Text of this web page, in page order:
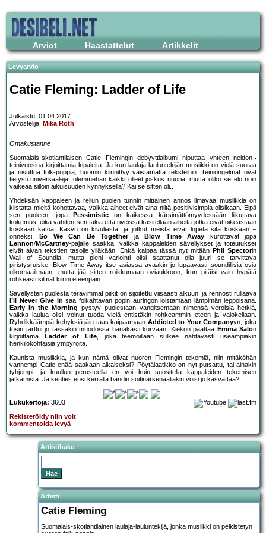
Arviot Haastattelut Artikkelit
Levyarvio
Catie Fleming: Ladder of Life
Julkaistu: 01.04.2017
Arvostelija: Mika Roth
Omakustanne
Suomalais-skotlantilaisen Catie Flemingin debyyttialbumi niputtaa yhteen neidon
teinivuosina kirjoittamia kipaleita. Ja kun laulaja-lauluntekijän musiikki on vielä suoraa
ja riisuttua folk-poppia, huomio kiinnittyy väistämättä teksteihin. Teiniongelmat ovat
tietysti universaaleja, olemmehan kaikki olleet joskus nuoria, mutta oliko se elo noin
vaikeaa silloin aikuisuuden kynnyksellä? Kai se sitten oli..
Yhdeksän kappaleen ja reilun puolen tunnin mittainen annos ilmavaa musiikkia on
kiistatta mieltä kohottavaa, vaikka aiheet eivät aina niitä positiivisimpia olisikaan. Eipä
sen puoleen, jopa
Pessimisticon kaikessa kärsimättömyydessään liikuttava
kokemus, eikä vähiten sen takia että riveissä käsitellään aiheita jotka eivät oikeastaan
koskaan katoa. Kasvu on kivuliasta, ja jotkut meistä eivät lopeta sitä koskaan –
onneksi.So We Can Be Togetherja Blow Time Away kurottavat jopa
Lennon/McCartney-pajalle saakka, vaikka kappaleiden sävellykset ja toteutukset
eivät aivan tekstien tasolle ylläkään. Enkä kaipaa tässä nyt mitään Phil Spectorin
Wall of Soundia, mutta pieni variointi olisi saattanut olla juuri se tarvittava
piristysruiske. Blow Time Away itse asiassa avaakin jo lupaavasti soundillisia ovia
ulkomaailmaan, mutta jää sitten roikkumaan oviaukkoon, kun pitäisi vain hypätä
rohkeasti silmät kiinni eteenpäin.
Sävellysten puolesta terävimmät piikit on sijoitettu viisaasti alkuun, ja rennosti rullaava
I’ll Never Give In saa folkahtavan popin auringon loistamaan lämpimän leppoisana.
Early in the Morning pystyy puolestaan vangitsemaan nimensä veroisia hetkiä,
vaikka laulua olisi voinut tuoda vielä entistäkin rohkeammin eteen ja valokeilaan.
Ryhdikkäämpiä kehyksiä jäin taas kaipaamaan Addicted to Your Companyyn, joka
tosin tarttui jo tässäkin muodossa hanakasti korvaan. Kiekon päättää Emma Salon
kirjoittama
Ladder of Life, joka teemoillaan sulkee nähtävästi useampiakin
henkilökohtaisia ympyröitä.
Kaunista musiikkia, ja kun nämä olivat nuoren Flemingin tekemiä, niin mitäköhän
vanhempi Catie enää saakaan aikaiseksi? Pöytälaatikko on nyt putsattu, tai ainakin
tyhjempi, ja kuullun perusteella en voi kuin suositella kappaleiden tekemisen
jatkamista. Ja kenties ensi kerralla bändin soitinarsenaaliakin voisi jo kasvattaa?
Lukukertoja: 3603
Rekisteröidy niin voit
kommentoida levyä
Artistihaku
Artisti
Catie Fleming
Suomalais-skotlantilainen laulaja-lauluntekijä, jonka musiikki on pelkistetyn